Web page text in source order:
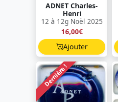
ADNET Charles-
Henri
12 à 12g Noël 2025
16,00€
Ajouter
Dernière !